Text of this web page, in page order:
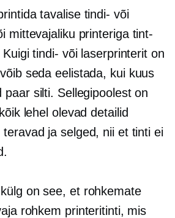
tavalise tindi- või
mittevajaliku printeriga tint-
tindi- või laserprinterit on
seda eelistada, kui kuus
paar silti. Sellegipoolest on
lehel olevad detailid
ja selged, nii et tinti ei
on see, et rohkemate
rohkem printeritinti, mis